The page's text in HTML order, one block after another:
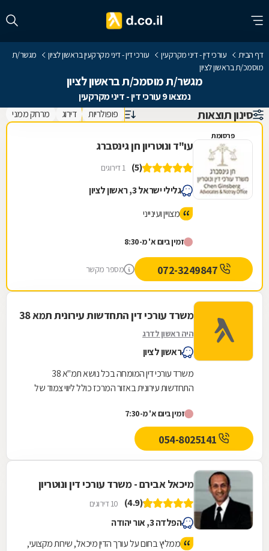
דף הבית עורכי דין - דיני מקרקעין עורכי דין - דיני מקרקעין בראשון לציון
מגשר/ת
מוסמכ/ת בראשון לציון
מגשר/ת מוסמכ/ת בראשון לציון
נמצאו 9 עורכי דין - דיני מקרקעין
סינון תוצאות פופולריות דירוג מרחק ממני
פרסומת
עו"ד ונוטריון חן גינסברג
(5) 1 דירוגים
גלילי ישראל 3, ראשון לציון
מצויין ועינייני
זמין ביום א' מ-8:30
מספר מקשר
משרד עורכי דין התחדשות עירונית תמא 38
היה ראשון לדרג
ראשון לציון
משרד עורכי דין המומחה בכל נושא תמ"א 38
התחדשות עירונית באזור המרכז כולל ליווי צמוד של
לקבלת...
זמין ביום א' מ-7:30
מיכאל אבירם - משרד עורכי דין ונוטריון
(4.9) 10 דירוגים
הפלדה 3, אור יהודה
ממליץ בחום על עורך הדין מיכאל, שירות מקצועי,